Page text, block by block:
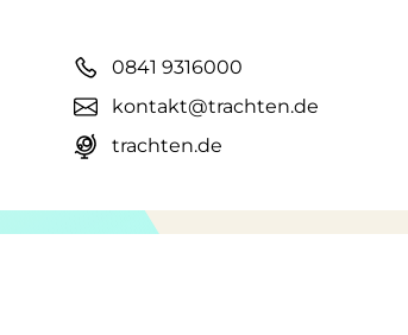
0841 9316000
kontakt@trachten.de
trachten.de